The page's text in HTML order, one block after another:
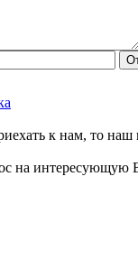
к нам, то наш
на интересующую